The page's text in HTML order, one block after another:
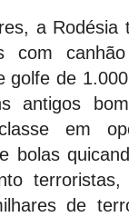
a Rodésia
com
golfe de
antigos
em
bolas
terroristas,
de